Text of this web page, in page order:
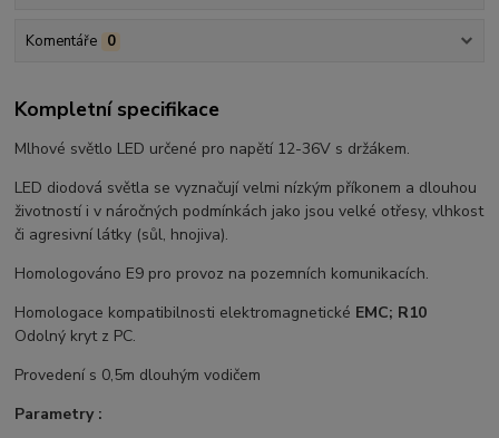
Komentáře 0
Kompletní specifikace
Mlhové světlo LED určené pro napětí 12-36V s držákem.
LED diodová světla se vyznačují velmi nízkým příkonem a dlouhou
životností i v náročných podmínkách jako jsou velké otřesy, vlhkost
či agresivní látky (sůl, hnojiva).
Homologováno E9 pro provoz na pozemních komunikacích.
Homologace kompatibilnosti elektromagnetické EMC; R10
Odolný kryt z PC.
Provedení s 0,5m dlouhým vodičem
Parametry :